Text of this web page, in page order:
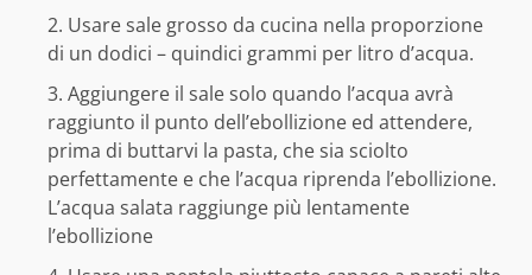
Usare sale grosso da cucina nella proporzione
di un dodici – quindici grammi per litro d’acqua.
Aggiungere il sale solo quando l’acqua avrà
raggiunto il punto dell’ebollizione ed attendere,
prima di buttarvi la pasta, che sia sciolto
perfettamente e che l’acqua riprenda l’ebollizione.
L’acqua salata raggiunge più lentamente
l’ebollizione